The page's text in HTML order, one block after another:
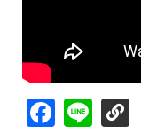
Facebook
Line